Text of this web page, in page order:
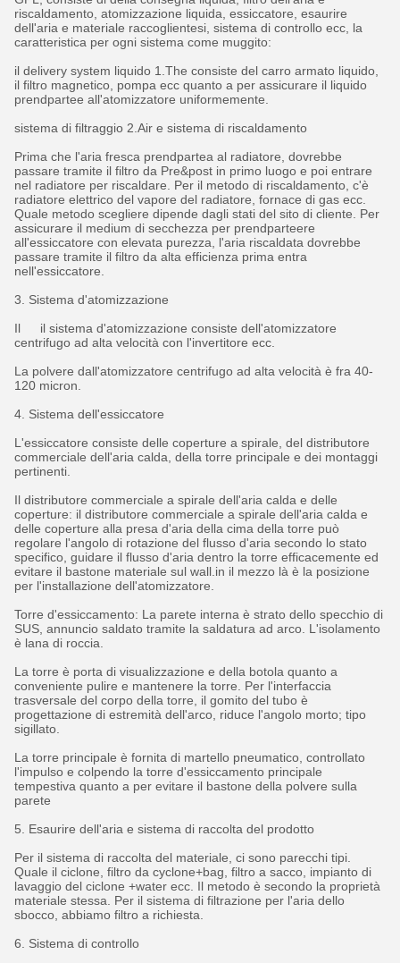
riscaldamento, atomizzazione liquida, essiccatore, esaurire
dell'aria e materiale raccoglientesi, sistema di controllo ecc, la
caratteristica per ogni sistema come muggito:
il delivery system liquido 1.The consiste del carro armato liquido,
il filtro magnetico, pompa ecc quanto a per assicurare il liquido
prendpartee all'atomizzatore uniformemente.
sistema di filtraggio 2.Air e sistema di riscaldamento
Prima che l'aria fresca prendpartea al radiatore, dovrebbe
passare tramite il filtro da Pre&post in primo luogo e poi entrare
nel radiatore per riscaldare. Per il metodo di riscaldamento, c'è
radiatore elettrico del vapore del radiatore, fornace di gas ecc.
Quale metodo scegliere dipende dagli stati del sito di cliente. Per
assicurare il medium di secchezza per prendparteere
all'essiccatore con elevata purezza, l'aria riscaldata dovrebbe
passare tramite il filtro da alta efficienza prima entra
nell'essiccatore.
3. Sistema d'atomizzazione
Il il sistema d'atomizzazione consiste dell'atomizzatore
centrifugo ad alta velocità con l'invertitore ecc.
La polvere dall'atomizzatore centrifugo ad alta velocità è fra 40-
120 micron.
4. Sistema dell'essiccatore
L'essiccatore consiste delle coperture a spirale, del distributore
commerciale dell'aria calda, della torre principale e dei montaggi
pertinenti.
Il distributore commerciale a spirale dell'aria calda e delle
coperture: il distributore commerciale a spirale dell'aria calda e
delle coperture alla presa d'aria della cima della torre può
regolare l'angolo di rotazione del flusso d'aria secondo lo stato
specifico, guidare il flusso d'aria dentro la torre efficacemente ed
evitare il bastone materiale sul wall.in il mezzo là è la posizione
per l'installazione dell'atomizzatore.
Torre d'essiccamento: La parete interna è strato dello specchio di
SUS, annuncio saldato tramite la saldatura ad arco. L'isolamento
è lana di roccia.
La torre è porta di visualizzazione e della botola quanto a
conveniente pulire e mantenere la torre. Per l'interfaccia
trasversale del corpo della torre, il gomito del tubo è
progettazione di estremità dell'arco, riduce l'angolo morto; tipo
sigillato.
La torre principale è fornita di martello pneumatico, controllato
l'impulso e colpendo la torre d'essiccamento principale
tempestiva quanto a per evitare il bastone della polvere sulla
parete
5. Esaurire dell'aria e sistema di raccolta del prodotto
Per il sistema di raccolta del materiale, ci sono parecchi tipi.
Quale il ciclone, filtro da cyclone+bag, filtro a sacco, impianto di
lavaggio del ciclone +water ecc. Il metodo è secondo la proprietà
materiale stessa. Per il sistema di filtrazione per l'aria dello
sbocco, abbiamo filtro a richiesta.
6. Sistema di controllo